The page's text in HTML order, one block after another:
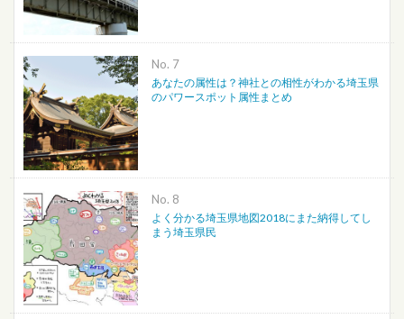
No.
あなたの属性は？神社との相性がわかる埼玉県
のパワースポット属性まとめ
No.
よく分かる埼玉県地図2018にまた納得してし
まう埼玉県民